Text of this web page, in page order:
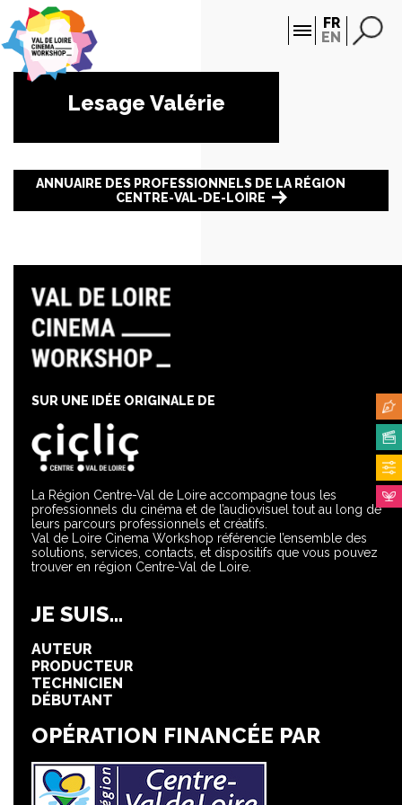
FR
EN
Lesage Valérie
ANNUAIRE DES PROFESSIONNELS DE LA RÉGION
CENTRE-VAL-DE-LOIRE
La Région Centre-Val de Loire accompagne tous les
professionnels du cinéma et de l’audiovisuel tout au long de
leurs parcours professionnels et créatifs.
Val de Loire Cinema Workshop référencie l’ensemble des
solutions, services, contacts, et dispositifs que vous pouvez
trouver en région Centre-Val de Loire.
SUR UNE IDÉE ORIGINALE DE
JE SUIS...
AUTEUR
PRODUCTEUR
TECHNICIEN
DÉBUTANT
OPÉRATION FINANCÉE PAR
Panneau de gestion des cookies